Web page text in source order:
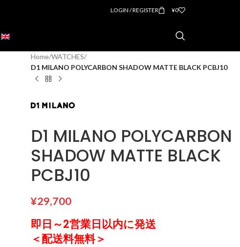
LOGIN / REGISTER ¥0
Home/WATCHES/
D1 MILANO POLYCARBON SHADOW MATTE BLACK PCBJ10
D1 MILANO POLYCARBON
SHADOW MATTE BLACK
PCBJ10
¥29,700
即日～2営業日以内に発送
＜配送料無料＞